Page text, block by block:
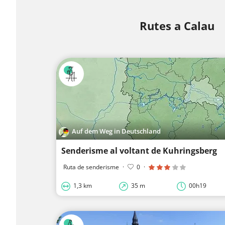
Rutes a Calau
Auf dem Weg in Deutschland
Senderisme al voltant de Kuhringsberg
Ruta de senderisme · 0 ·
1,3 km 35 m 00h19